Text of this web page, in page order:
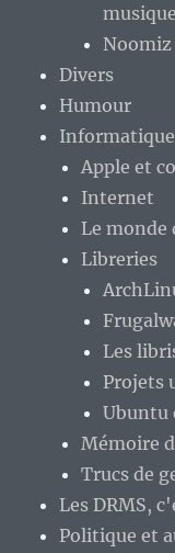
Noomiz
Divers
Humour
Informatique
Apple et
Internet
Le monde
Libreries
Les
Projets
Ubuntu
Mémoire
Trucs de
Les DRMS,
Politique et